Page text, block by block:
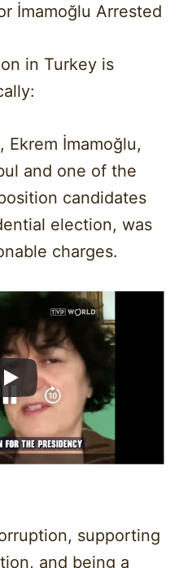
İmamoğlu Arrested
in Turkey is
Ekrem İmamoğlu,
and one of the
candidates
election, was
charges.
supporting
and being a